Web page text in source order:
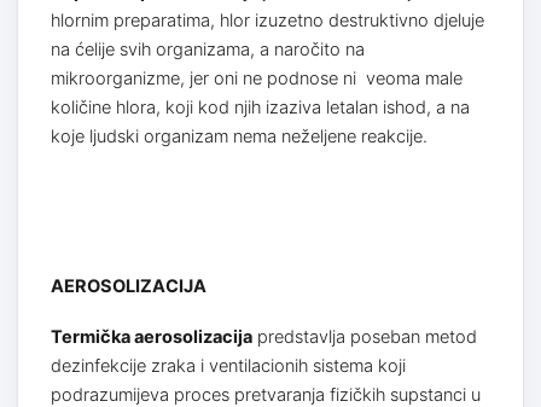
hlornim preparatima, hlor izuzetno destruktivno djeluje
na ćelije svih organizama, a naročito na
mikroorganizme, jer oni ne podnose ni veoma male
količine hlora, koji kod njih izaziva letalan ishod, a na
koje ljudski organizam nema neželjene reakcije.
AEROSOLIZACIJA
Termička aerosolizacijapredstavlja poseban metod
dezinfekcije zraka i ventilacionih sistema koji
podrazumijeva proces pretvaranja fizičkih supstanci u